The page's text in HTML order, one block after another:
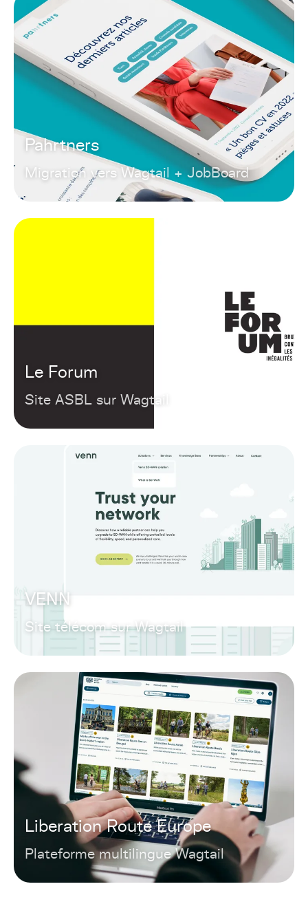
Pahrtners
Migration vers Wagtail + JobBoard
Le Forum
Site ASBL sur Wagtail
VENN
Site télécom sur Wagtail
Liberation Route Europe
Plateforme multilingue Wagtail